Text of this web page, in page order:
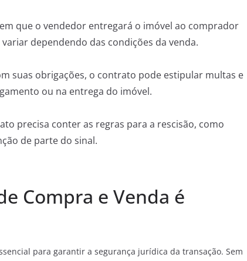
que o vendedor entregará o imóvel ao comprador
dependendo das condições da venda.
suas obrigações, o contrato pode estipular multas e
ou na entrega do imóvel.
precisa conter as regras para a rescisão, como
de parte do sinal.
Compra e Venda é
para garantir a segurança jurídica da transação. Sem